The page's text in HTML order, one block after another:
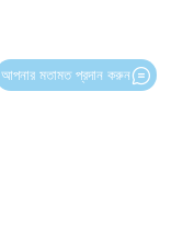
আপনার মতামত প্রদান করুন